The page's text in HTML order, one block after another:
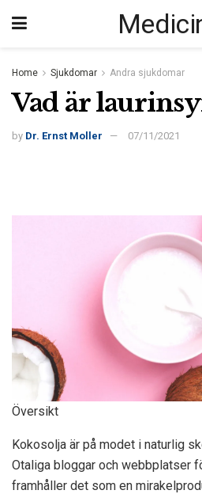
Home Sjukdomar Andra sjukdomar
Vad är
by Dr. Ernst Moller 07/11/2021
Översikt
Kokosolja är på modet i naturlig
Otaliga bloggar och webbplatser
framhåller det som en